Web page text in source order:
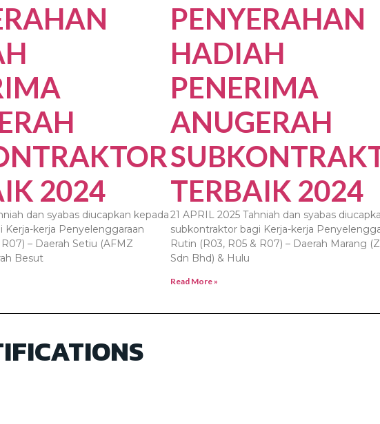
2024
dan syabas diucapkan kepada
Kerja-kerja Penyelenggaraan
– Daerah Setiu (AFMZ
Besut
PENYERAHAN
HADIAH
PENERIMA
ANUGERAH
TERBAIK 2024
21 APRIL 2025 Tahniah dan syabas
subkontraktor bagi Kerja-kerja
Rutin (R03, R05 & R07) – Daerah Marang
Sdn Bhd) & Hulu
Read More »